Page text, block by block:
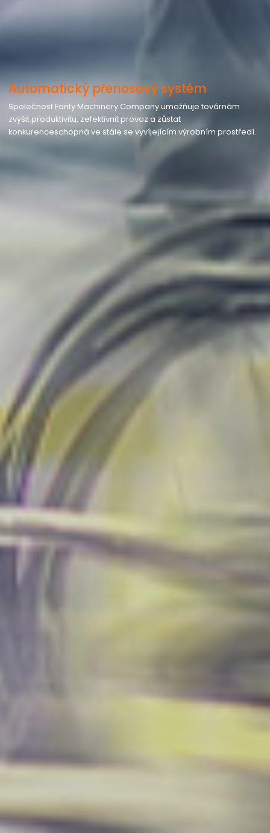
Automatický přenosový systém
Společnost Fanty Machinery Company umožňuje továrnám
zvýšit produktivitu, zefektivnit provoz a zůstat
konkurenceschopná ve stále se vyvíjejícím výrobním prostředí.